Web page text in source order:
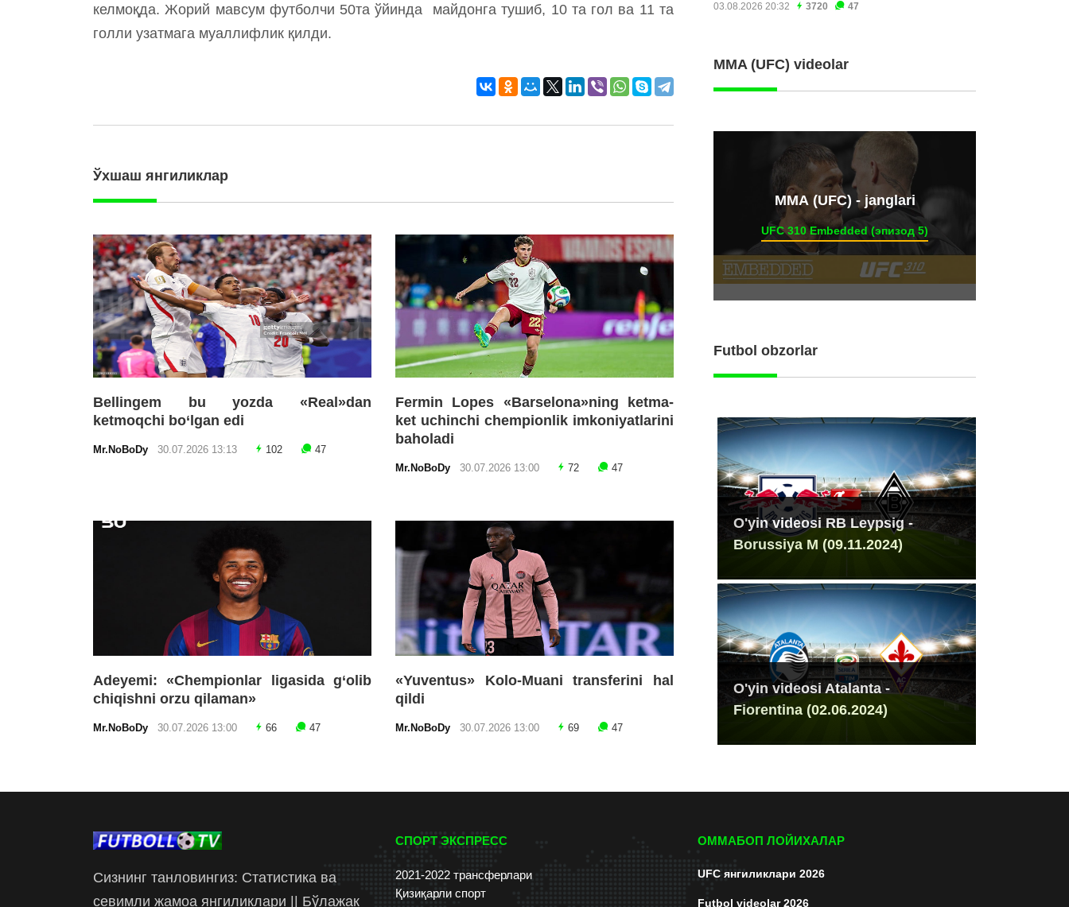
келмоқда. Жорий мавсум футболчи 50та ўйинда майдонга тушиб, 10 та гол ва 11 та
голли узатмага муаллифлик қилди.
Ўхшаш янгиликлар
Bellingem bu yozda «Real»dan
ketmoqchi bo‘lgan edi
Mr.NoBoDy 30.07.2026 13:13 102 47
Fermin Lopes «Barselona»ning ketma-
ket uchinchi chempionlik imkoniyatlarini
baholadi
Mr.NoBoDy 30.07.2026 13:00 72 47
Adeyemi: «Chempionlar ligasida g‘olib
chiqishni orzu qilaman»
Mr.NoBoDy 30.07.2026 13:00 66 47
«Yuventus» Kolo-Muani transferini hal
qildi
Mr.NoBoDy 30.07.2026 13:00 69 47
03.08.2026 20:32 3720 47
MMA (UFC) videolar
ММА (UFC) - janglari
UFC 310 Embedded (эпизод 5)
Futbol obzorlar
O'yin videosi RB Leypsig -
Borussiya M (09.11.2024)
O'yin videosi Atalanta -
Fiorentina (02.06.2024)
Сизнинг танловингиз: Статистика ва
севимли жамоа янгиликлари || Бўлажак
СПОРТ ЭКСПРЕСС
2021-2022 трансферлари
Қизиқарли спорт
ОММАБОП ЛОЙИХАЛАР
UFC янгиликлари 2026
Futbol videolar 2026